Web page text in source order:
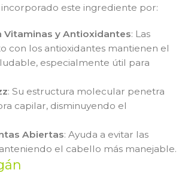
este ingrediente por:
Vitaminas y Antioxidantes: Las
con los antioxidantes mantienen el
especialmente útil para
: Su estructura molecular penetra
capilar, disminuyendo el
Abiertas: Ayuda a evitar las
el cabello más manejable.